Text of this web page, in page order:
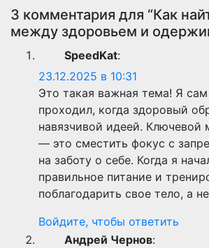
3 комментария для “Как
между здоровьем и
SpeedKat:
23.12.2025 в 10:31
Это такая важная тема! Я сам
проходил, когда здоровый
навязчивой идеей. Ключевой
— это сместить фокус с
на заботу о себе. Когда я
правильное питание и
поблагодарить свое тело, а
Войдите, чтобы ответить
Андрей Чернов: